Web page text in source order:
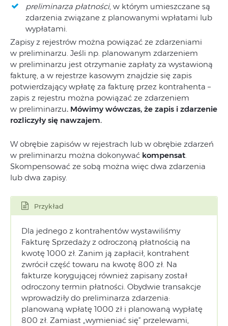
preliminarza płatności, w którym umieszczane są
zdarzenia związane z planowanymi wpłatami lub
wypłatami.
Zapisy z rejestrów można powiązać ze zdarzeniami
w preliminarzu. Jeśli np. planowanym zdarzeniem
w preliminarzu jest otrzymanie zapłaty za wystawioną
fakturę, a w rejestrze kasowym znajdzie się zapis
potwierdzający wpłatę za fakturę przez kontrahenta –
zapis z rejestru można powiązać ze zdarzeniem
w preliminarzu. Mówimy wówczas, że zapis i zdarzenie
rozliczyły się nawzajem.
W obrębie zapisów w rejestrach lub w obrębie zdarzeń
w preliminarzu można dokonywać kompensat.
Skompensować ze sobą można więc dwa zdarzenia
lub dwa zapisy.
Przykład
Dla jednego z kontrahentów wystawiliśmy
Fakturę Sprzedaży z odroczoną płatnością na
kwotę 1000 zł. Zanim ją zapłacił, kontrahent
zwrócił część towaru na kwotę 800 zł. Na
fakturze korygującej również zapisany został
odroczony termin płatności. Obydwie transakcje
wprowadziły do preliminarza zdarzenia:
planowaną wpłatę 1000 zł i planowaną wypłatę
800 zł. Zamiast „wymieniać się” przelewami,